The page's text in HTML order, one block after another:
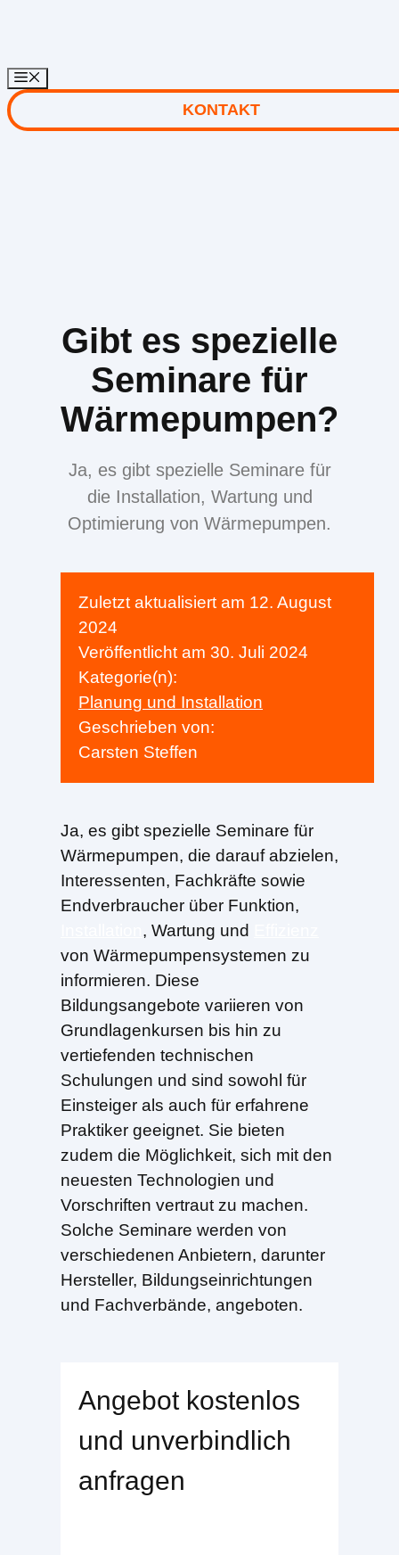
springen
KONTAKT
Gibt es spezielle
Seminare für
Wärmepumpen?
Ja, es gibt spezielle Seminare für
die Installation, Wartung und
Optimierung von Wärmepumpen.
Zuletzt aktualisiert am 12. August
2024
Veröffentlicht am 30. Juli 2024
Kategorie(n):
Planung und Installation
Geschrieben von:
Carsten Steffen
Ja, es gibt spezielle Seminare für
Wärmepumpen, die darauf abzielen,
Interessenten, Fachkräfte sowie
Endverbraucher über Funktion,
, Wartung und
von Wärmepumpensystemen zu
informieren. Diese
Bildungsangebote variieren von
Grundlagenkursen bis hin zu
vertiefenden technischen
Schulungen und sind sowohl für
Einsteiger als auch für erfahrene
Praktiker geeignet. Sie bieten
zudem die Möglichkeit, sich mit den
neuesten Technologien und
Vorschriften vertraut zu machen.
Solche Seminare werden von
verschiedenen Anbietern, darunter
Hersteller, Bildungseinrichtungen
und Fachverbände, angeboten.
Angebot kostenlos
und unverbindlich
anfragen